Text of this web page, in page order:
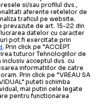
si/sau profilul dvs.,
aferente retelelor de
traficul pe website.
de art. 15-22 din
datelor cu caracter
pot fi exercitate prin
. Prin click pe “ACCEPT
tuturor Tehnologiilor de
acceptul dvs. cu
informatiilor de catre
Prin click pe “VREAU SA
puteti schimba
mai putin cele legate
pentru functionarea